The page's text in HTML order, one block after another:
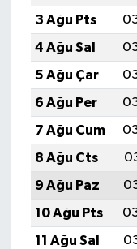
3 Ağu Pts
4 Ağu Sal
5 Ağu Çar
6 Ağu Per
7 Ağu Cum
8 Ağu Cts
9 Ağu Paz
10 Ağu Pts
11 Ağu Sal